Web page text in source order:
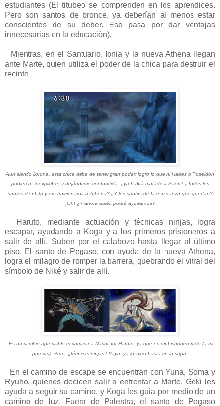
estudiantes (El titubeo se comprenden en los aprendices.
Pero son santos de bronce, ya deberían al menos estar
conscientes de su deber. Eso pasa por dar ventajas
innecesarias en la educación).
Mientras, en el Santuario, Ionia y la nueva Athena llegan
ante Marte, quien utiliza el poder de la chica para destruir el
recinto.
Aún siendo llorona, esta chica debe de tener gran poder: logró lo que ni Hades o Poseidón
pudieron. Inexplicble, y dejándome confundida: ¿ya habrá matado a Saori? ¿Todos los
santos de plata y oro traicionaron a Athena? ¿Y los santos de la esperanza que quedan?
¡Oh! ¿Y ahora quién podrá ayudarnos?
Haruto, mediante actuación y técnicas ninjas, logra
escapar, ayudando a Koga y a los primeros prisioneros a
salir de allí. Suben por el calabozo hasta llegar al último
piso. El santo de Pegaso, con ayuda de la nueva Athena,
logra el milagro de romper la barrera, quebrando el vitral del
símbolo de Niké y salir de allí.
Es un cambio apreciable el cambiar a Nachi por Haruto, ya que es un bishonen rudo (a mi
parecer). Pero, ¿técnicas ninjas? Vaya, ya los veo hasta en la sopa.
En el camino de escape se encuentran con Yuna, Soma y
Ryuho, quienes deciden salir a enfrentar a Marte. Geki les
ayuda a seguir su camino, y Koga les guia por medio de un
camino de luz. Fuera de Palestra, el santo de Pegaso